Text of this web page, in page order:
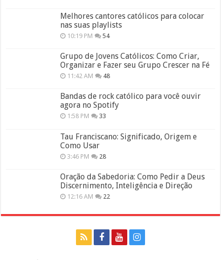
Melhores cantores católicos para colocar
nas suas playlists
10:19 PM 54
Grupo de Jovens Católicos: Como Criar,
Organizar e Fazer seu Grupo Crescer na Fé
11:42 AM 48
Bandas de rock católico para você ouvir
agora no Spotify
1:58 PM 33
Tau Franciscano: Significado, Origem e
Como Usar
3:46 PM 28
Oração da Sabedoria: Como Pedir a Deus
Discernimento, Inteligência e Direção
12:16 AM 22